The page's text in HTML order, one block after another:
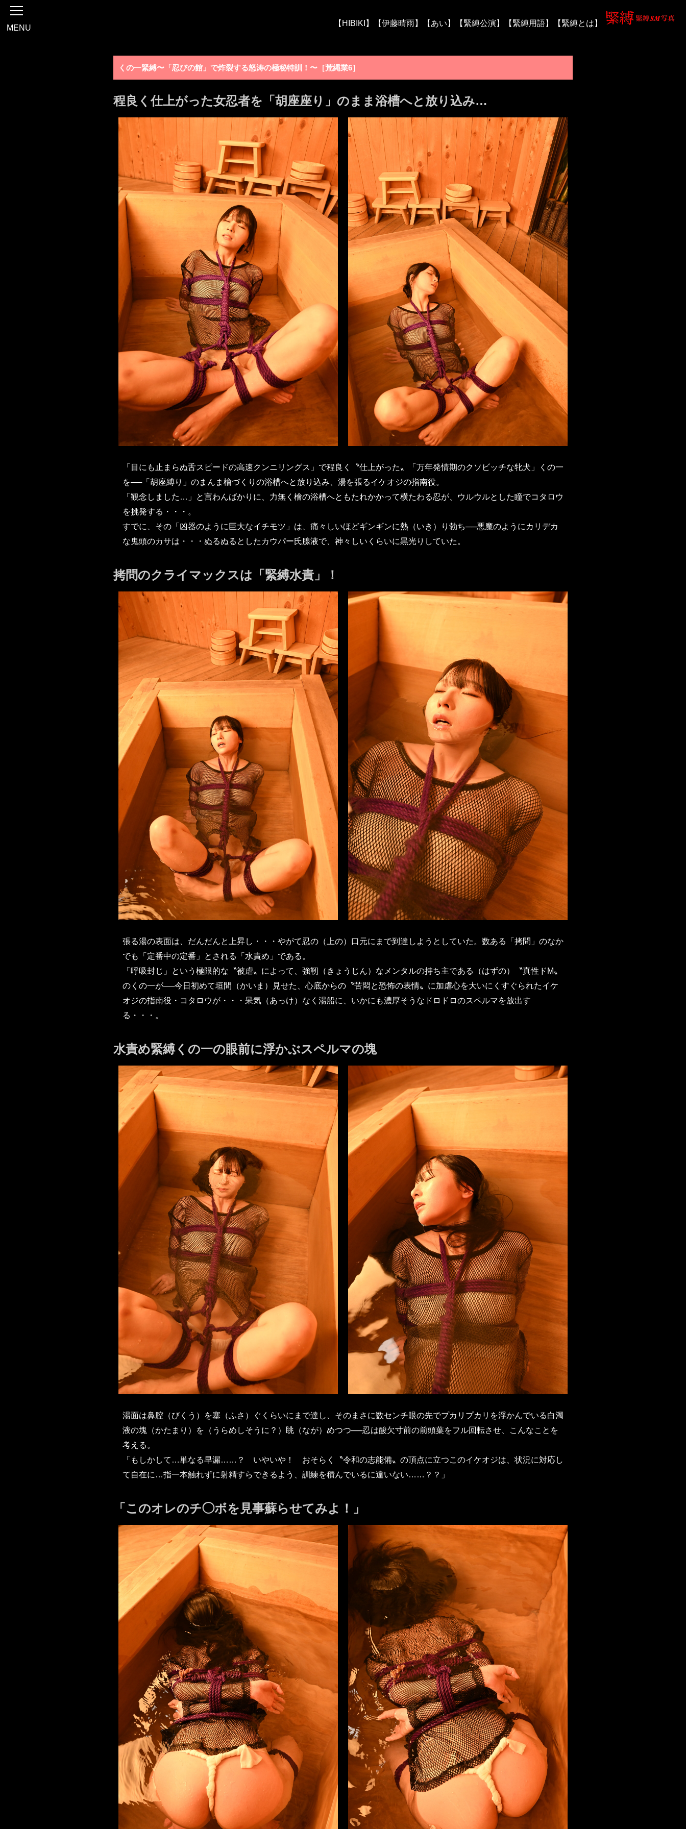
MENU
【HIBIKI】 【伊藤晴雨】 【あい】 【緊縛公演】 【緊縛用語】 【緊縛とは】
くの一緊縛〜「忍びの館」で炸裂する怒涛の極秘特訓！〜［荒縄業6］
程良く仕上がった女忍者を「胡座座り」のまま浴槽へと放り込み…
「目にも止まらぬ舌スピードの高速クンニリングス」で程良く〝仕上がった〟「万年発情期のクソビッチな牝犬」くの一
を──「胡座縛り」のまんま檜づくりの浴槽へと放り込み、湯を張るイケオジの指南役。
「観念しました…」と言わんばかりに、力無く檜の浴槽へともたれかかって横たわる忍が、ウルウルとした瞳でコタロウ
を挑発する・・・。
すでに、その「凶器のように巨大なイチモツ」は、痛々しいほどギンギンに熱（いき）り勃ち──悪魔のようにカリデカ
な鬼頭のカサは・・・ぬるぬるとしたカウパー氏腺液で、神々しいくらいに黒光りしていた。
拷問のクライマックスは「緊縛水責」！
張る湯の表面は、だんだんと上昇し・・・やがて忍の（上の）口元にまで到達しようとしていた。数ある「拷問」のなか
でも「定番中の定番」とされる「水責め」である。
「呼吸封じ」という極限的な〝被虐〟によって、強靭（きょうじん）なメンタルの持ち主である（はずの）〝真性ドM〟
のくの一が──今日初めて垣間（かいま）見せた、心底からの〝苦悶と恐怖の表情〟に加虐心を大いにくすぐられたイケ
オジの指南役・コタロウが・・・呆気（あっけ）なく湯船に、いかにも濃厚そうなドロドロのスペルマを放出す
る・・・。
水責め緊縛くの一の眼前に浮かぶスペルマの塊
湯面は鼻腔（びくう）を塞（ふさ）ぐくらいにまで達し、そのまさに数センチ眼の先でプカリプカリを浮かんでいる白濁
液の塊（かたまり）を（うらめしそうに？）眺（なが）めつつ──忍は酸欠寸前の前頭葉をフル回転させ、こんなことを
考える。
「もしかして…単なる早漏……？ いやいや！ おそらく〝令和の志能備〟の頂点に立つこのイケオジは、状況に対応し
て自在に…指一本触れずに射精すらできるよう、訓練を積んでいるに違いない……？？」
「このオレのチ◯ボを見事蘇らせてみよ！」